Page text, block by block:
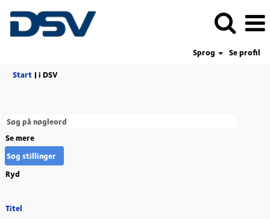
Sprog
Se profil
Start | i DSV(aktuel
Se mere
Ryd
Titel